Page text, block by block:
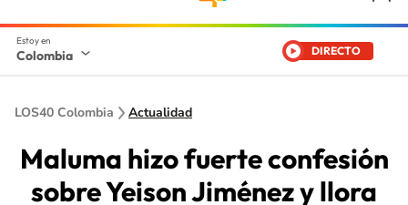
Colombia DIRECTO
LOS40 Colombia Actualidad
Maluma hizo fuerte confesión
sobre Yeison Jiménez y llora